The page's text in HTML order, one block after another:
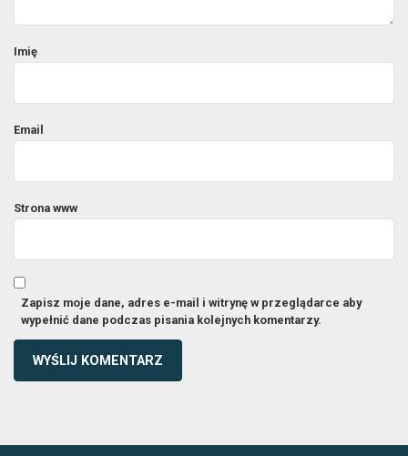
Imię
Email
Strona www
Zapisz moje dane, adres e-mail i witrynę w przeglądarce aby
wypełnić dane podczas pisania kolejnych komentarzy.